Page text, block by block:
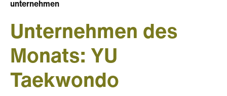
unternehmen
Unternehmen des
Monats: YU
Taekwondo